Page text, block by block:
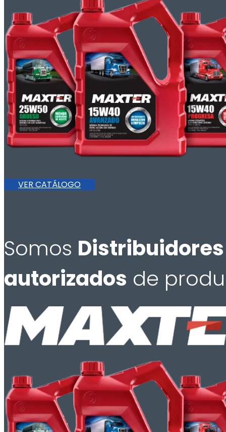
VER CATÁLOGO
Somos Distribuidores
autorizados de